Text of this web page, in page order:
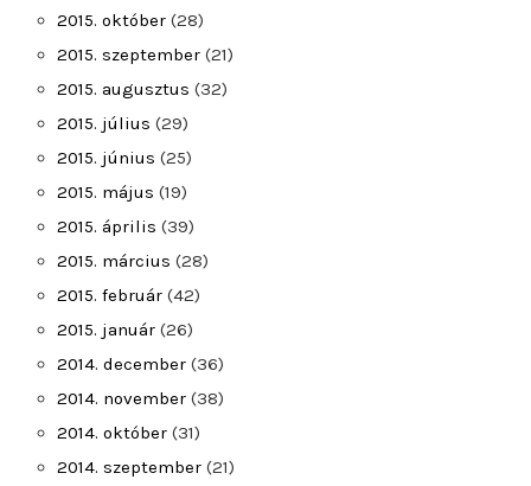
2015. október (28)
2015. szeptember (21)
2015. augusztus (32)
2015. július (29)
2015. június (25)
2015. május (19)
2015. április (39)
2015. március (28)
2015. február (42)
2015. január (26)
2014. december (36)
2014. november (38)
2014. október (31)
2014. szeptember (21)